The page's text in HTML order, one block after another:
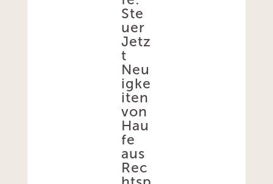
Ste
uer
Jetz
t
Neu
igke
iten
von
Hau
fe
aus
Rec